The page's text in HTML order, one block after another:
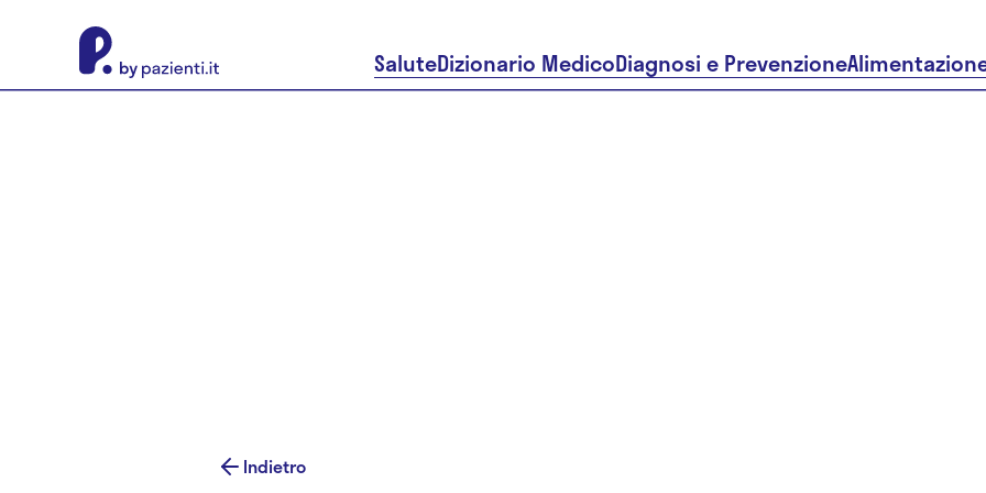
SaluteDizionario MedicoDiagnosi e Prevenzione
Indietro